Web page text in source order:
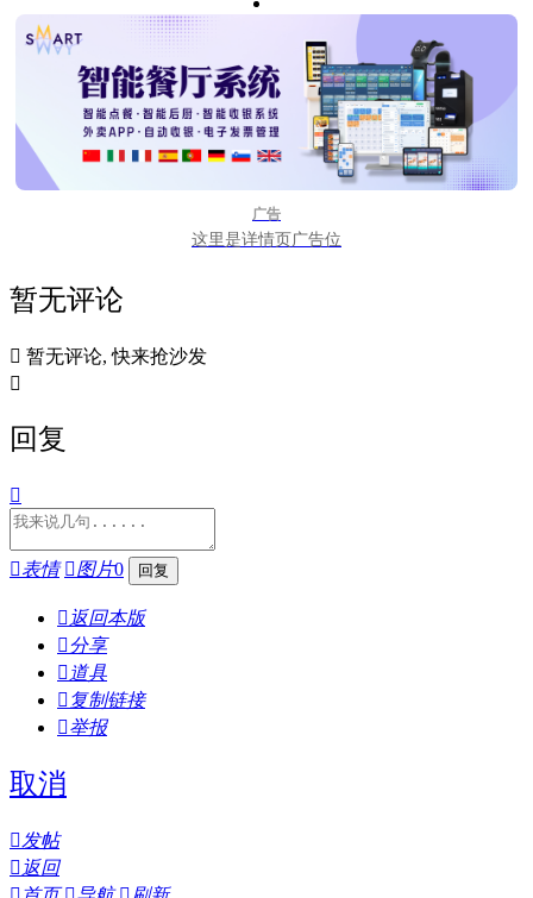
广告
这里是详情页广告位
暂无评论
 暂无评论, 快来抢沙发

回复

表情 图片0
 返回本版
分享
 道具
 复制链接
举报
取消
发帖
 返回